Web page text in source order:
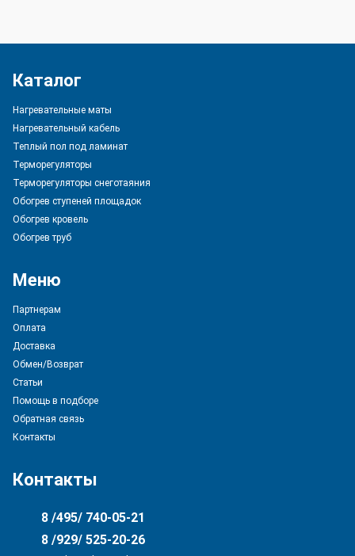
Каталог
Нагревательные маты
Нагревательный кабель
Теплый пол под ламинат
Терморегуляторы
Терморегуляторы снеготаяния
Обогрев ступеней площадок
Обогрев кровель
Обогрев труб
Меню
Партнерам
Оплата
Доставка
Обмен/Возврат
Статьи
Помощь в подборе
Обратная связь
Контакты
Контакты
8 /495/ 740-05-21
8 /929/ 525-20-26